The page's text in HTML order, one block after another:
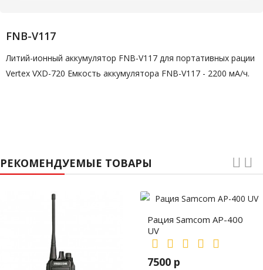
FNB-V117
Литий-ионный аккумулятор FNB-V117 для портативных рации
Vertex VXD-720 Емкость аккумулятора FNB-V117 - 2200 мА/ч.
РЕКОМЕНДУЕМЫЕ ТОВАРЫ
Рация Samcom AP-400
UV
7500 р